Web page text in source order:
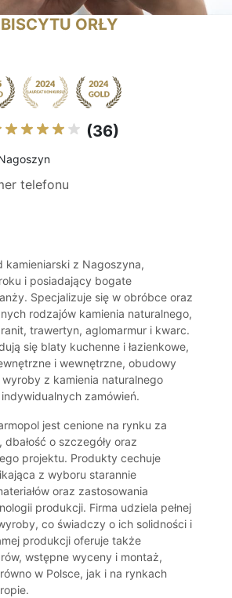
ORŁY
(36)
telefonu
kamieniarski z Nagoszyna,
i posiadający bogate
Specjalizuje się w obróbce oraz
rodzajów kamienia naturalnego,
trawertyn, aglomarmur i kwarc.
się blaty kuchenne i łazienkowe,
i wewnętrzne, obudowy
z kamienia naturalnego
zamówień.
jest cenione na rynku za
o szczegóły oraz
projektu. Produkty cechuje
z wyboru starannie
oraz zastosowania
produkcji. Firma udziela pełnej
co świadczy o ich solidności i
produkcji oferuje także
wstępne wyceny i montaż,
w Polsce, jak i na rynkach